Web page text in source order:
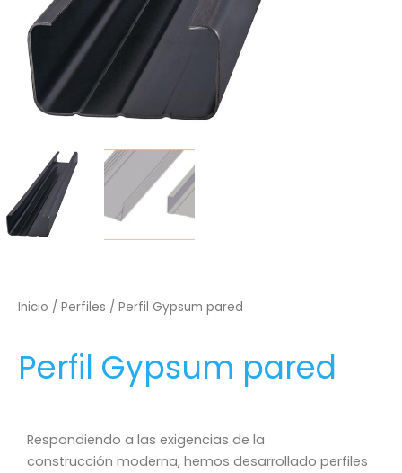
Inicio / Perfiles / Perfil Gypsum pared
Perfil Gypsum pared
Respondiendo a las exigencias de la
construcción moderna, hemos desarrollado perfiles